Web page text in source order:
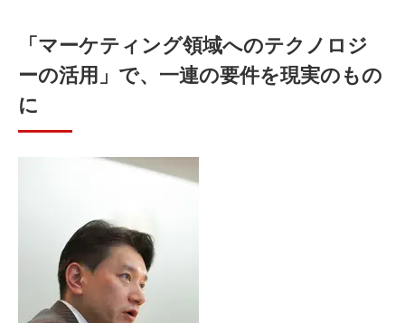
「マーケティング領域へのテクノロジ
ーの活用」で、一連の要件を現実のもの
に